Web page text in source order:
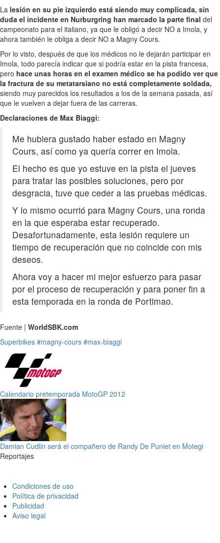
La lesión en su pie izquierdo está siendo muy complicada, sin
duda el incidente en Nurburgring han marcado la parte final del
campeonato para el italiano, ya que le obligó a decir NO a Imola, y
ahora también le obliga a decir NO a Magny Cours.
Por lo visto, después de que los médicos no le dejarán participar en
Imola, todo parecía indicar que si podría estar en la pista francesa,
pero hace unas horas en el examen médico se ha podido ver que
la fractura de su metatarsiano no está completamente soldada,
siendo muy parecidos los resultados a los de la semana pasada, así
que le vuelven a dejar fuera de las carreras.
Declaraciones de Max Biaggi:
Me hubiera gustado haber estado en Magny
Cours, así como ya quería correr en Imola.
El hecho es que yo estuve en la pista el jueves
para tratar las posibles soluciones, pero por
desgracia, tuve que ceder a las pruebas médicas.
Y lo mismo ocurrió para Magny Cours, una ronda
en la que esperaba estar recuperado.
Desafortunadamente, esta lesión requiere un
tiempo de recuperación que no coincide con mis
deseos.
Ahora voy a hacer mi mejor esfuerzo para pasar
por el proceso de recuperación y para poner fin a
esta temporada en la ronda de Portimao.
Fuente | WorldSBK.com
Superbikes #magny-cours #max-biaggi
Calendario pretemporada MotoGP 2012
Damian Cudlin será el compañero de Randy De Puniet en Motegi
Reportajes
Condiciones de uso
Política de privacidad
Publicidad
Aviso legal